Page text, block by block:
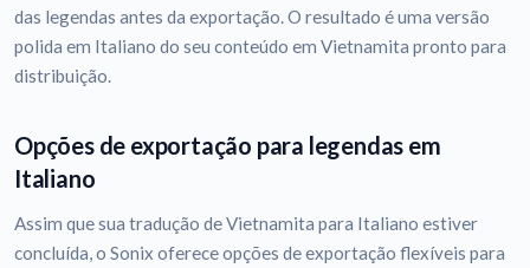
das legendas antes da exportação. O resultado é uma versão
polida em Italiano do seu conteúdo em Vietnamita pronto para
distribuição.
Opções de exportação para legendas em
Italiano
Assim que sua tradução de Vietnamita para Italiano estiver
concluída, o Sonix oferece opções de exportação flexíveis para